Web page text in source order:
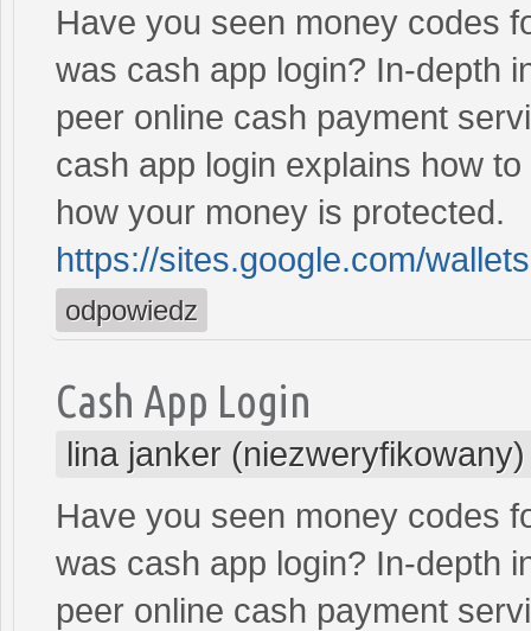
Have you seen money codes
was cash app login? In-depth
peer online cash payment
cash app login explains how
how your money is protected.
https://sites.google.com/
odpowiedz
Cash App Login
lina janker (niezweryfikowany)
Have you seen money codes
was cash app login? In-depth
peer online cash payment